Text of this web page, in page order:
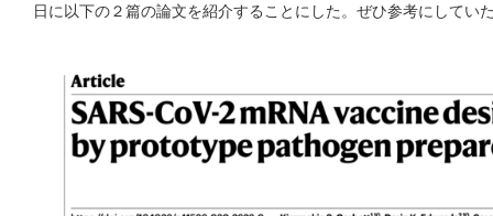
日に以下の２篇の論文を紹介することにした。ぜひ参考にしてい